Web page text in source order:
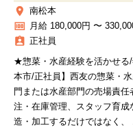
place 南松本
money 月給 180,000円 〜
assignment_ind 正社員
★惣菜・水産経験を活かせ
本市/正社員】西友の惣菜・
門または水産部門の売場責
注・在庫管理、スタッフ育
造・加工するだけではなく、